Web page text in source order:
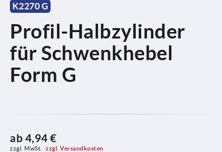
K2270 G
Profil-Halbzylinder
für Schwenkhebel
Form G
ab 4,94 €
zzgl. MwSt. zzgl. Versandkosten